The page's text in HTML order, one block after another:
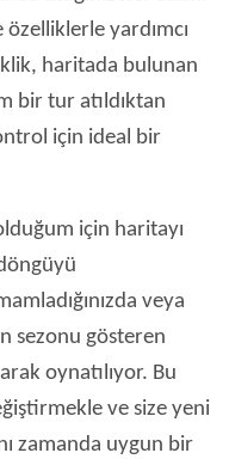
yardımcı
haritada bulunan
bir tur atıldıktan
için ideal bir
için haritayı
veya
sezonu gösteren
oynatılıyor. Bu
ve size yeni
zamanda uygun bir